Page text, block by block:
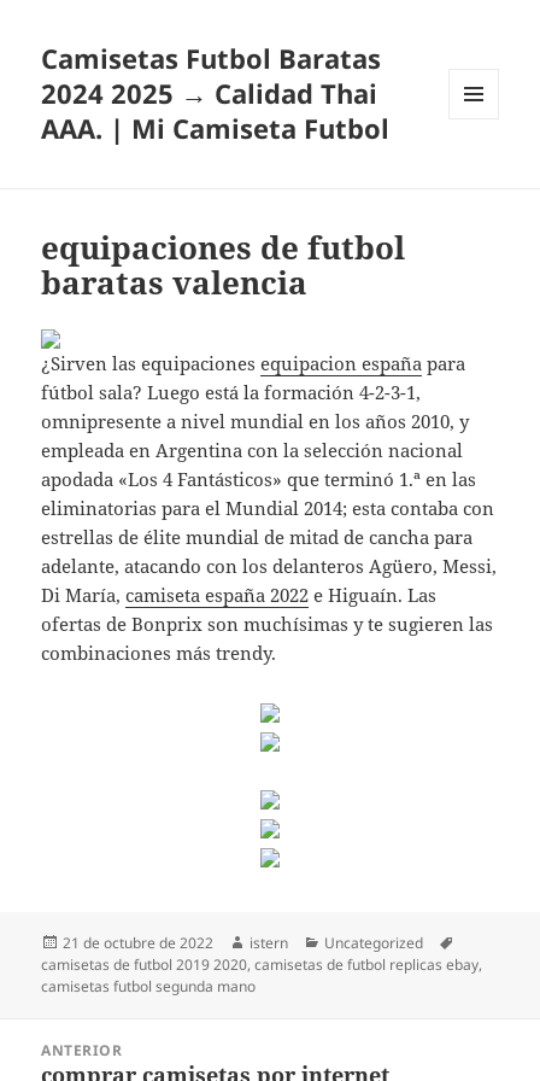
Camisetas Futbol Baratas
2024 2025 → Calidad Thai
AAA. | Mi Camiseta Futbol
equipaciones de futbol
baratas valencia
¿Sirven las equipacionesequipacion españa para
fútbol sala? Luego está la formación 4-2-3-1,
omnipresente a nivel mundial en los años 2010, y
empleada en Argentina con la selección nacional
apodada «Los 4 Fantásticos» que terminó 1.ª en las
eliminatorias para el Mundial 2014; esta contaba con
estrellas de élite mundial de mitad de cancha para
adelante, atacando con los delanteros Agüero, Messi,
Di María,camiseta españa 2022 e Higuaín. Las
ofertas de Bonprix son muchísimas y te sugieren las
combinaciones más trendy.
Publicado
el
21 de octubre de 2022 Autor
istern Categorías
Uncategorized
camisetas de futbol 2019 2020,camisetas de futbol replicas ebay,
camisetas futbol segunda mano
ANTERIOR
Entrada